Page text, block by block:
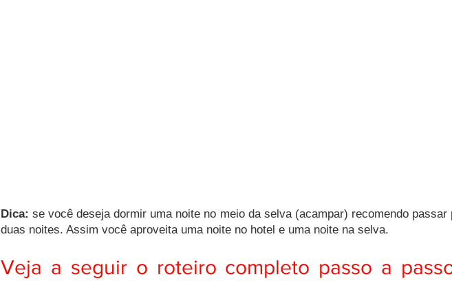
Dica: se você deseja dormir uma noite no meio da selva (acampar) recomendo passar
duas noites. Assim você aproveita uma noite no hotel e uma noite na selva.
Veja a seguir o roteiro completo passo a